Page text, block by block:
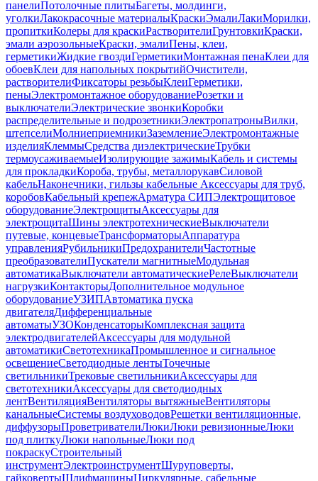
панелиПотолочные плитыБагеты, молдинги,
уголкиЛакокрасочные материалыКраскиЭмалиЛакиМорилки,
пропиткиКолеры для краскиРастворителиГрунтовкиКраски,
эмали аэрозольныеКраски, эмалиПены, клеи,
герметикиЖидкие гвоздиГерметикиМонтажная пенаКлеи для
обоевКлеи для напольных покрытийОчистители,
растворителиФиксаторы резьбыКлеиГерметики,
пеныЭлектромонтажное оборудованиеРозетки и
выключателиЭлектрические звонкиКоробки
распределительные и подрозетникиЭлектропатроныВилки,
штепселиМолниеприемникиЗаземлениеЭлектромонтажные
изделияКлеммыСредства диэлектрическиеТрубки
термоусаживаемыеИзолирующие зажимыКабель и системы
для прокладкиКороба, трубы, металлорукавСиловой
кабельНаконечники, гильзы кабельные Аксессуары для труб,
коробовКабельный крепежАрматура СИПЭлектрощитовое
оборудованиеЭлектрощитыАксессуары для
электрощитаШины электротехническиеВыключатели
путевые, концевыеТрансформаторыАппаратура
управленияРубильникиПредохранителиЧастотные
преобразователиПускатели магнитныеМодульная
автоматикаВыключатели автоматическиеРелеВыключатели
нагрузкиКонтакторыДополнительное модульное
оборудованиеУЗИПАвтоматика пуска
двигателяДифференциальные
автоматыУЗОКонденсаторыКомплексная защита
электродвигателейАксессуары для модульной
автоматикиСветотехникаПромышленное и сигнальное
освещениеСветодиодные лентыТочечные
светильникиТрековые светильникиАксессуары для
светотехникиАксессуары для светодиодных
лентВентиляцияВентиляторы вытяжныеВентиляторы
канальныеСистемы воздуховодовРешетки вентиляционные,
диффузорыПроветривателиЛюкиЛюки ревизионныеЛюки
под плиткуЛюки напольныеЛюки под
покраскуСтроительный
инструментЭлектроинструментШуруповерты,
гайковертыШлифмашиныЦиркулярные, сабельные